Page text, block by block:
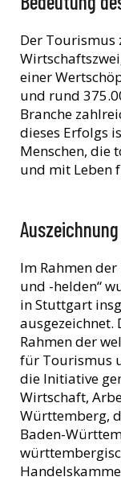
Der Tourismus
einer
und rund
Branche
dieses Erfolgs
Menschen, die
und mit Leben
Im Rahmen
und -helden“
in Stuttgart
ausgezeichnet.
Rahmen der
für Tourismus
die Initiative
Wirtschaft,
Württemberg,
Baden-